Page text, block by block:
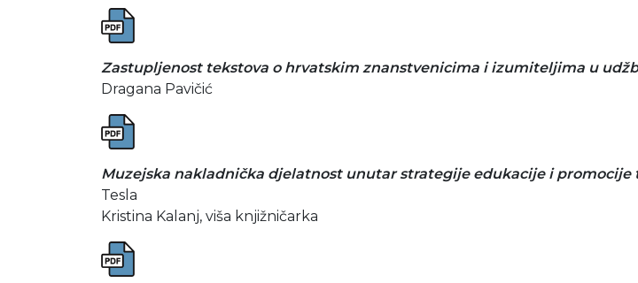
Zastupljenost tekstova o hrvatskim znanstvenicima i izumiteljima u
Dragana Pavičić
Muzejska nakladnička djelatnost unutar strategije edukacije i promocije
Tesla
Kristina Kalanj, viša knjižničarka